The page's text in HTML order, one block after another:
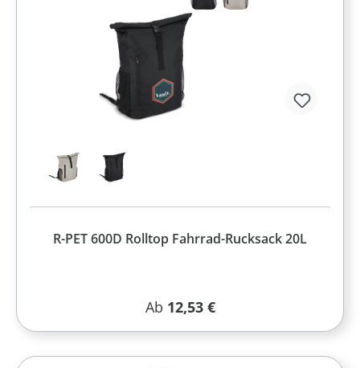
R-PET 600D Rolltop Fahrrad-Rucksack 20L
Regulärer Preis:
Ab 12,53 €